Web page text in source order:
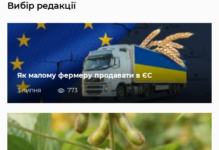
Вибір редакції
Як малому фермеру продавати в ЄС
3 липня 773